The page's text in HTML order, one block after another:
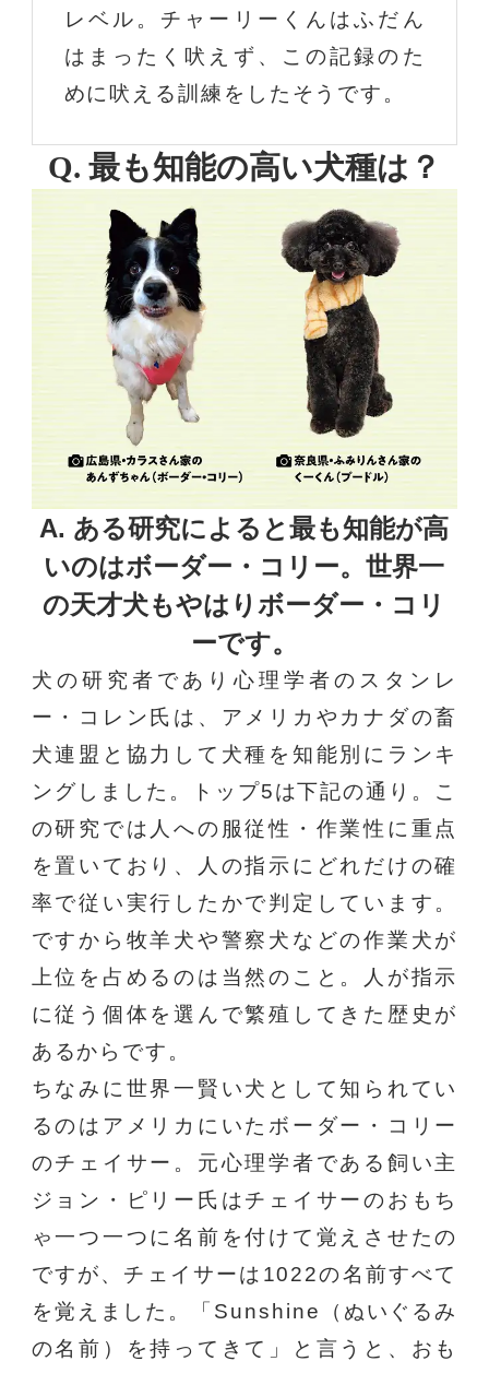
レベル。チャーリーくんはふだん
はまったく吠えず、この記録のた
めに吠える訓練をしたそうです。
Q. 最も知能の高い犬種は？
A. ある研究によると最も知能が高
いのはボーダー・コリー。世界一
の天才犬もやはりボーダー・コリ
ーです。
犬の研究者であり心理学者のスタンレ
ー・コレン氏は、アメリカやカナダの畜
犬連盟と協力して犬種を知能別にランキ
ングしました。トップ5は下記の通り。こ
の研究では人への服従性・作業性に重点
を置いており、人の指示にどれだけの確
率で従い実行したかで判定しています。
ですから牧羊犬や警察犬などの作業犬が
上位を占めるのは当然のこと。人が指示
に従う個体を選んで繁殖してきた歴史が
あるからです。
ちなみに世界一賢い犬として知られてい
るのはアメリカにいたボーダー・コリー
のチェイサー。元心理学者である飼い主
ジョン・ピリー氏はチェイサーのおもち
ゃ一つ一つに名前を付けて覚えさせたの
ですが、チェイサーは1022の名前すべて
を覚えました。「Sunshine（ぬいぐるみ
の名前）を持ってきて」と言うと、おも